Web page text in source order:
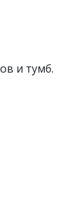
и тумб.